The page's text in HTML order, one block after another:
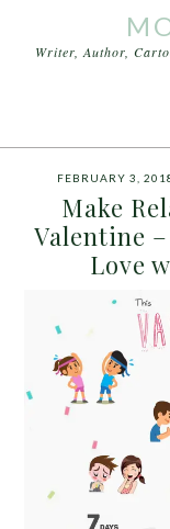
Writer, Author,
FEBRUARY 3,
Make
Valentine
Love